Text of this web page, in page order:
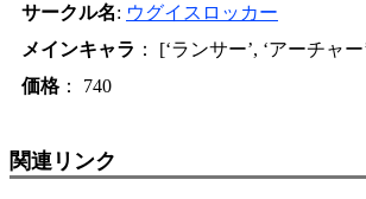
サークル名: ウグイスロッカー
メインキャラ ： [‘ランサー’, ‘アーチャー
価格： 740
関連リンク